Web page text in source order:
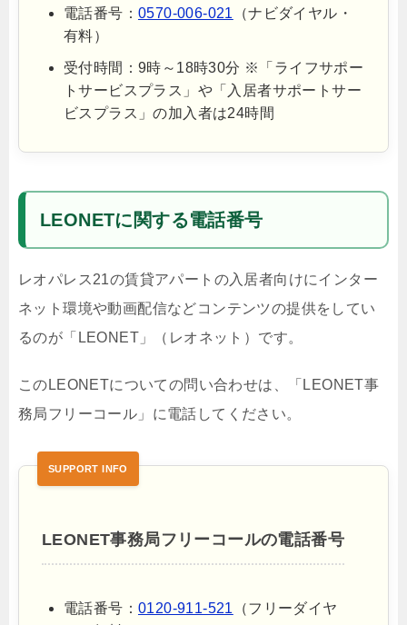
電話番号： 0570-006-021
（ナビダイヤル・
有料）
受付時間：9時～18時30分 ※「ライフサポー
トサービスプラス」や「入居者サポートサー
ビスプラス」の加入者は24時間
LEONETに関する電話番号
レオパレス21の賃貸アパートの入居者向けにインター
ネット環境や動画配信などコンテンツの提供をしてい
るのが「LEONET」（レオネット）です。
このLEONETについての問い合わせは、「LEONET事
務局フリーコール」に電話してください。
LEONET事務局フリーコールの電話番号
電話番号： 0120-911-521
（フリーダイヤ